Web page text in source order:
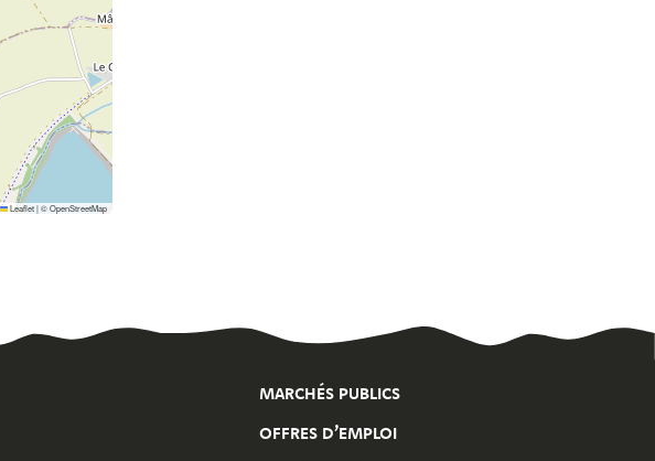
Leaflet|©OpenStreetMap
MARCHÉS PUBLICS
OFFRES D’EMPLOI